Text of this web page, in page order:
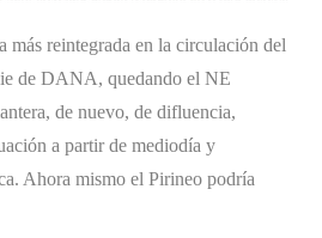
más reintegrada en la circulación del
de DANA, quedando el NE
de nuevo, de difluencia,
a partir de mediodía y
Ahora mismo el Pirineo podría